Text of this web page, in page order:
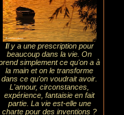
Il y a une prescription pour
beaucoup dans la vie. On
simplement ce qu'on a à
la main et on le transforme
dans ce qu'on voudrait avoir.
L'amour, circonstances,
expérience, fantaisie en fait
partie. La vie est-elle une
charte pour des inventions ?